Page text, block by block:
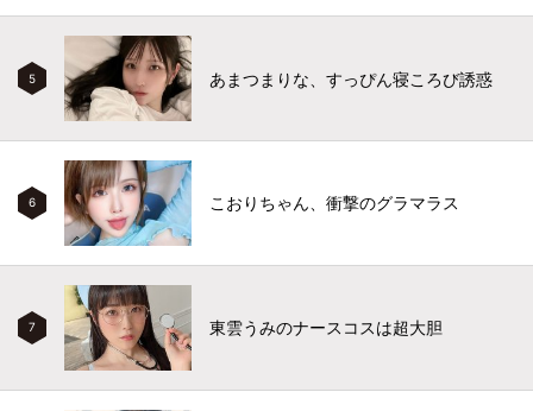
5 あまつまりな、すっぴん寝ころび誘惑
6 こおりちゃん、衝撃のグラマラス
7 東雲うみのナースコスは超大胆